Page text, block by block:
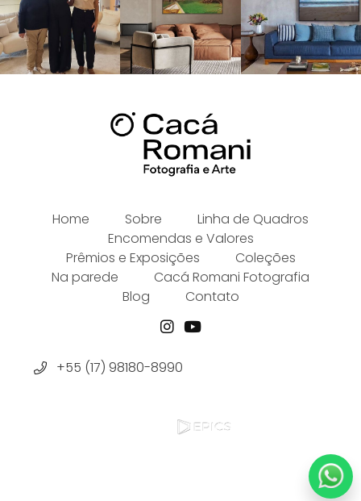
Home Sobre
Linha de Quadros
Encomendas e Valores
Prêmios e Exposições
Coleções
Na parede
Cacá Romani Fotografia
Blog
Contato
+55 (17) 98180-8990